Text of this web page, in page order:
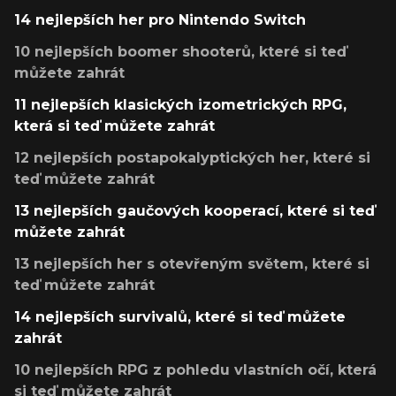
14 nejlepších her pro Nintendo Switch
10 nejlepších boomer shooterů, které si teď
můžete zahrát
11 nejlepších klasických izometrických RPG,
která si teď můžete zahrát
12 nejlepších postapokalyptických her, které si
teď můžete zahrát
13 nejlepších gaučových kooperací, které si teď
můžete zahrát
13 nejlepších her s otevřeným světem, které si
teď můžete zahrát
14 nejlepších survivalů, které si teď můžete
zahrát
10 nejlepších RPG z pohledu vlastních očí, která
si teď můžete zahrát